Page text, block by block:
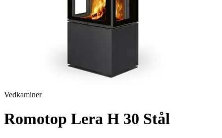
Vedkaminer
Romotop Lera H 30 Stål